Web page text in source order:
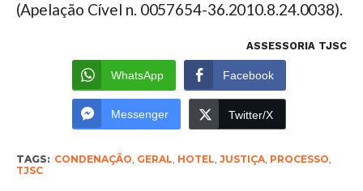
(Apelação Cível n. 0057654-36.2010.8.24.0038).
ASSESSORIA TJSC
WhatsApp Facebook
Messenger Twitter/X
TAGS: CONDENAÇÃO GERAL HOTEL JUSTIÇA, PROCESSO
TJSC